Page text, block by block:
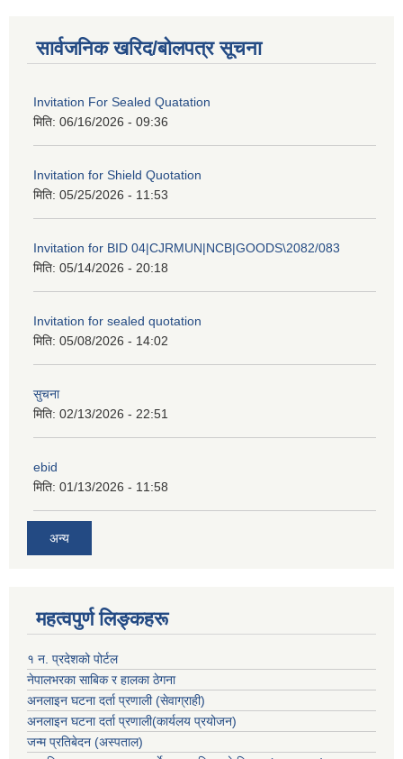
सार्वजनिक खरिद/बोलपत्र सूचना
Invitation For Sealed Quatation
मिति: 06/16/2026 - 09:36
Invitation for Shield Quotation
मिति: 05/25/2026 - 11:53
Invitation for BID 04|CJRMUN|NCB|GOODS\2082/083
मिति: 05/14/2026 - 20:18
Invitation for sealed quotation
मिति: 05/08/2026 - 14:02
सुचना
मिति: 02/13/2026 - 22:51
ebid
मिति: 01/13/2026 - 11:58
अन्य
महत्वपुर्ण लिङ्कहरू
१ न. प्रदेशको पोर्टल
नेपालभरका साबिक र हालका ठेगना
अनलाइन घटना दर्ता प्रणाली (सेवाग्राही)
अनलाइन घटना दर्ता प्रणाली(कार्यलय प्रयोजन)
जन्म प्रतिबेदन (अस्पताल)